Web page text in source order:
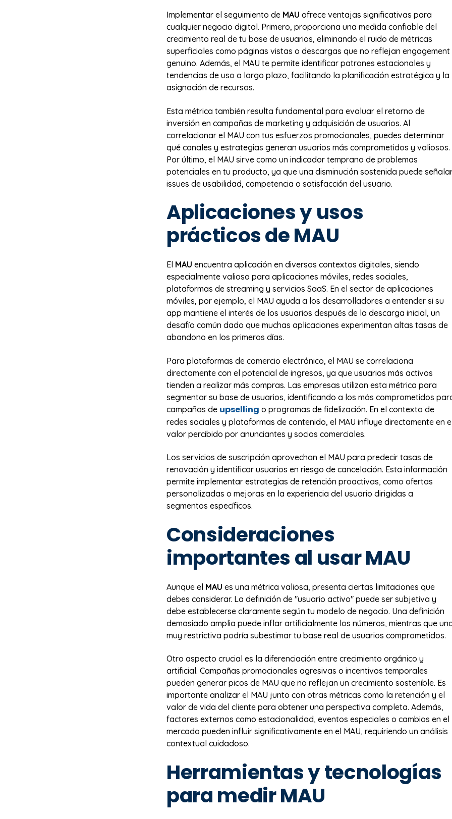
Implementar el seguimiento de MAU ofrece ventajas significativas para
cualquier negocio digital. Primero, proporciona una medida confiable del
crecimiento real de tu base de usuarios, eliminando el ruido de métricas
superficiales como páginas vistas o descargas que no reflejan engagement
genuino. Además, el MAU te permite identificar patrones estacionales y
tendencias de uso a largo plazo, facilitando la planificación estratégica y la
asignación de recursos.
Esta métrica también resulta fundamental para evaluar el retorno de
inversión en campañas de marketing y adquisición de usuarios. Al
correlacionar el MAU con tus esfuerzos promocionales, puedes determinar
qué canales y estrategias generan usuarios más comprometidos y valiosos.
Por último, el MAU sirve como un indicador temprano de problemas
potenciales en tu producto, ya que una disminución sostenida puede
issues de usabilidad, competencia o satisfacción del usuario.
Aplicaciones y usos
prácticos de MAU
El MAU encuentra aplicación en diversos contextos digitales, siendo
especialmente valioso para aplicaciones móviles, redes sociales,
plataformas de streaming y servicios SaaS. En el sector de aplicaciones
móviles, por ejemplo, el MAU ayuda a los desarrolladores a entender si su
app mantiene el interés de los usuarios después de la descarga inicial, un
desafío común dado que muchas aplicaciones experimentan altas tasas de
abandono en los primeros días.
Para plataformas de comercio electrónico, el MAU se correlaciona
directamente con el potencial de ingresos, ya que usuarios más activos
tienden a realizar más compras. Las empresas utilizan esta métrica para
segmentar su base de usuarios, identificando a los más comprometidos
campañas de upselling o programas de fidelización. En el contexto de
redes sociales y plataformas de contenido, el MAU influye directamente en
valor percibido por anunciantes y socios comerciales.
Los servicios de suscripción aprovechan el MAU para predecir tasas de
renovación y identificar usuarios en riesgo de cancelación. Esta información
permite implementar estrategias de retención proactivas, como ofertas
personalizadas o mejoras en la experiencia del usuario dirigidas a
segmentos específicos.
Consideraciones
importantes al usar MAU
Aunque el MAU es una métrica valiosa, presenta ciertas limitaciones que
debes considerar. La definición de "usuario activo" puede ser subjetiva y
debe establecerse claramente según tu modelo de negocio. Una definición
demasiado amplia puede inflar artificialmente los números, mientras que
muy restrictiva podría subestimar tu base real de usuarios comprometidos.
Otro aspecto crucial es la diferenciación entre crecimiento orgánico y
artificial. Campañas promocionales agresivas o incentivos temporales
pueden generar picos de MAU que no reflejan un crecimiento sostenible. Es
importante analizar el MAU junto con otras métricas como la retención y el
valor de vida del cliente para obtener una perspectiva completa. Además,
factores externos como estacionalidad, eventos especiales o cambios en el
mercado pueden influir significativamente en el MAU, requiriendo un análisis
contextual cuidadoso.
Herramientas y tecnologías
para medir MAU